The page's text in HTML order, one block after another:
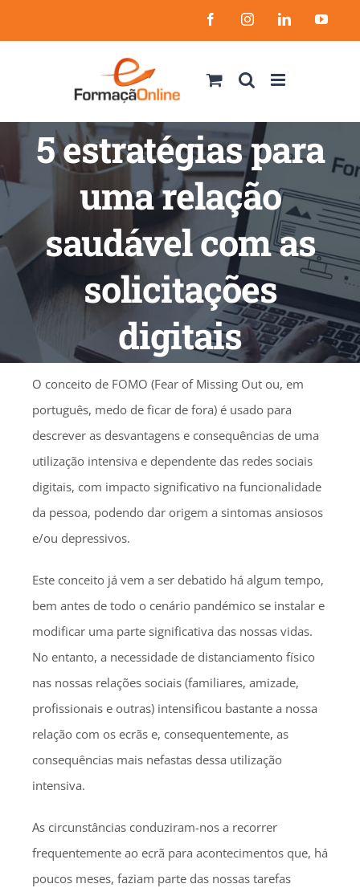
to
FacebookInstagramLinkedIn
5 estratégias para
uma relação
saudável com as
solicitações
digitais
O conceito de FOMO (Fear of Missing Out ou, em
português, medo de ficar de fora) é usado para
descrever as desvantagens e consequências de uma
utilização intensiva e dependente das redes sociais
digitais, com impacto significativo na funcionalidade
da pessoa, podendo dar origem a sintomas ansiosos
e/ou depressivos.
Este conceito já vem a ser debatido há algum tempo,
bem antes de todo o cenário pandémico se instalar e
modificar uma parte significativa das nossas vidas.
No entanto, a necessidade de distanciamento físico
nas nossas relações sociais (familiares, amizade,
profissionais e outras) intensificou bastante a nossa
relação com os ecrãs e, consequentemente, as
consequências mais nefastas dessa utilização
intensiva.
As circunstâncias conduziram-nos a recorrer
frequentemente ao ecrã para acontecimentos que, há
poucos meses, faziam parte das nossas tarefas